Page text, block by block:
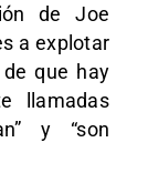
de Joe
a explotar
que hay
llamadas
y “son